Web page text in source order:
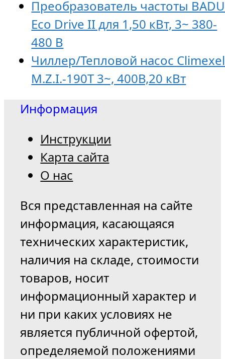
Преобразователь частоты BADU
Eco Drive II для 1,50 кВт, 3~ 380-
480 В
Чиллер/Тепловой насос Climexel
M.Z.I.-190T 3~, 400В,20 кВт
Информация
Инструкции
Карта сайта
О нас
Вся представленная на сайте
информация, касающаяся
технических характеристик,
наличия на складе, стоимости
товаров, носит
информационный характер и
ни при каких условиях не
является публичной офертой,
определяемой положениями